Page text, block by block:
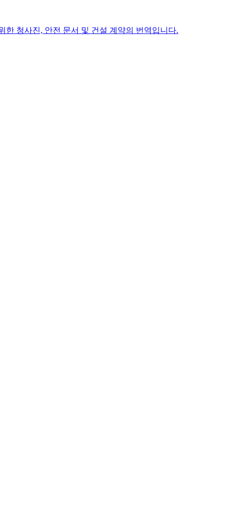
한 청사진, 안전 문서 및 건설 계약의 번역입니다.